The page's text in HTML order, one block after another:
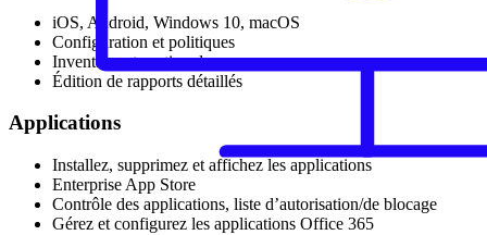
iOS, Android, Windows 10, macOS
Configuration et politiques
Inventaire et gestion des ressources
Édition de rapports détaillés
Applications
Installez, supprimez et affichez les applications
Enterprise App Store
Contrôle des applications, liste d’autorisation/de blocage
Gérez et configurez les applications Office 365